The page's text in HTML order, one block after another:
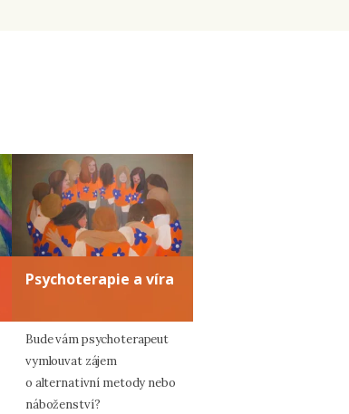
Psychoterapie a víra
Bude vám psychoterapeut
vymlouvat zájem
o alternativní metody nebo
náboženství?